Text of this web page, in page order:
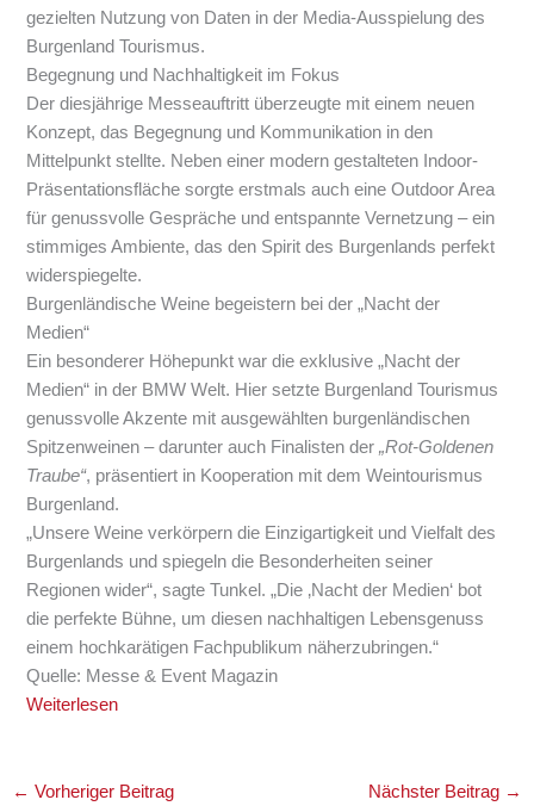
gezielten Nutzung von Daten in der Media-Ausspielung des
Burgenland Tourismus.
Begegnung und Nachhaltigkeit im Fokus
Der diesjährige Messeauftritt überzeugte mit einem neuen
Konzept, das Begegnung und Kommunikation in den
Mittelpunkt stellte. Neben einer modern gestalteten Indoor-
Präsentationsfläche sorgte erstmals auch eine Outdoor Area
für genussvolle Gespräche und entspannte Vernetzung – ein
stimmiges Ambiente, das den Spirit des Burgenlands perfekt
widerspiegelte.
Burgenländische Weine begeistern bei der „Nacht der
Medien“
Ein besonderer Höhepunkt war die exklusive „Nacht der
Medien“ in der BMW Welt. Hier setzte Burgenland Tourismus
genussvolle Akzente mit ausgewählten burgenländischen
Spitzenweinen – darunter auch Finalisten der„Rot-Goldenen
Traube“, präsentiert in Kooperation mit dem Weintourismus
Burgenland.
„Unsere Weine verkörpern die Einzigartigkeit und Vielfalt des
Burgenlands und spiegeln die Besonderheiten seiner
Regionen wider“, sagte Tunkel. „Die ‚Nacht der Medien‘ bot
die perfekte Bühne, um diesen nachhaltigen Lebensgenuss
einem hochkarätigen Fachpublikum näherzubringen.“
Quelle: Messe & Event Magazin
Weiterlesen
← Vorheriger Beitrag Nächster Beitrag →